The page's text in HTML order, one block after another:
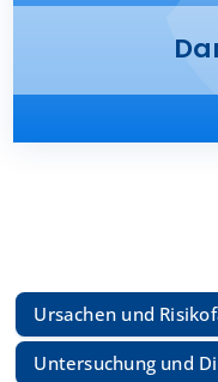
Kontakt
Ursachen und
Untersuchung und